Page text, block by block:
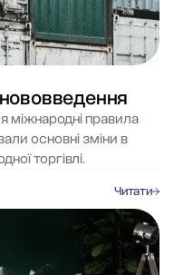
міжнародні правила
основні зміни в
торгівлі.
Читати